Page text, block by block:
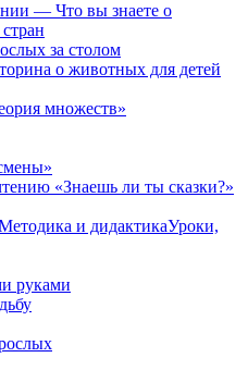
— Что вы знаете о
за столом
о животных для детей
множеств»
«Знаешь ли ты сказки?»
и дидактикаУроки,
руками